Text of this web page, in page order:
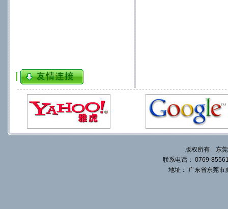
版权所有 东莞
联系电话： 0769-
地址： 广东省东莞市